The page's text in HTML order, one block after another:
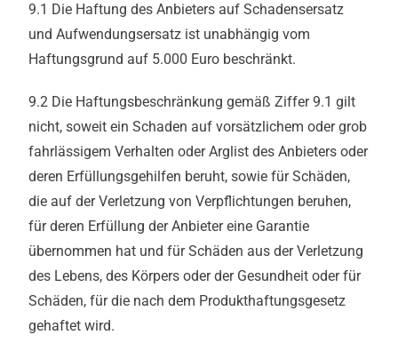
9.1 Die Haftung des Anbieters auf Schadensersatz
und Aufwendungsersatz ist unabhängig vom
Haftungsgrund auf 5.000 Euro beschränkt.
9.2 Die Haftungsbeschränkung gemäß Ziffer 9.1 gilt
nicht, soweit ein Schaden auf vorsätzlichem oder grob
fahrlässigem Verhalten oder Arglist des Anbieters oder
deren Erfüllungsgehilfen beruht, sowie für Schäden,
die auf der Verletzung von Verpflichtungen beruhen,
für deren Erfüllung der Anbieter eine Garantie
übernommen hat und für Schäden aus der Verletzung
des Lebens, des Körpers oder der Gesundheit oder für
Schäden, für die nach dem Produkthaftungsgesetz
gehaftet wird.